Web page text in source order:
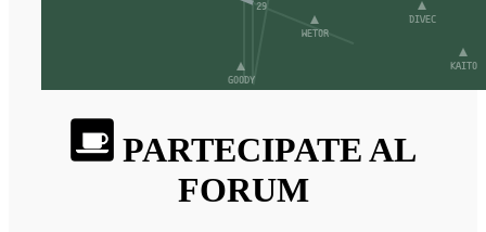
PARTECIPATE AL
FORUM